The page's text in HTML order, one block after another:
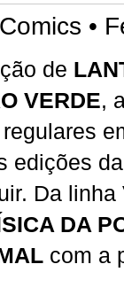
•
de
VERDE,
edições
Da
DA
com a